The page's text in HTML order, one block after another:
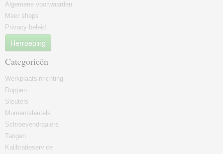
Algemene voorwaarden
Meer shops
Privacy beleid
Herroeping
Categorieën
Werkplaatsinrichting
Doppen
Sleutels
Momentsleutels
Schroevendraaiers
Tangen
Kalibratieservice